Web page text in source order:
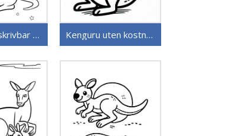
Kenguru utskrivbar for barn Kenguru uten kostnad